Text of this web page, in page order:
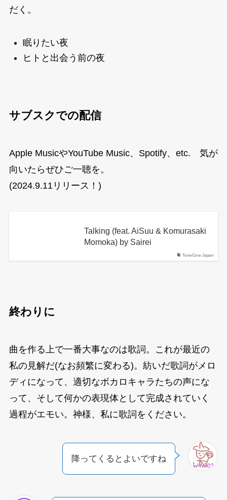
だく。
眠りたい夜
ヒトと出会う前の夜
サブスクでの配信
Apple MusicやYouTube Music、Spotify、etc. 気が
向いたらぜひご一聴を。
(2024.9.11リリース！)
TuneCore Japan
Talking (feat. AiSuu & Komurasaki
Momoka) by Sairei
終わりに
曲を作る上で一番大事なのは歌詞。これが最近の
私の見解だ(なお頻繁に変わる)。紡いだ歌詞がメロ
ディになって、適切なボカロキャラたちの声にな
って、そして何かの表現体として完成されていく
過程がエモい。神様、私に歌詞をください。
降ってくるとよいですね